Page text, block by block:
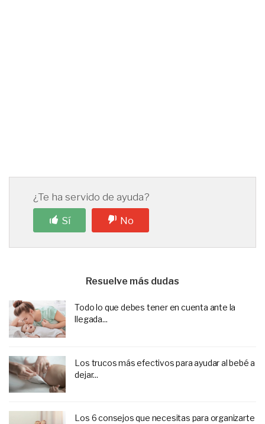
¿Te ha servido de ayuda?
Sí
No
Resuelve más dudas
Todo lo que debes tener en cuenta ante la
llegada...
Los trucos más efectivos para ayudar al bebé a
dejar...
Los 6 consejos que necesitas para organizarte